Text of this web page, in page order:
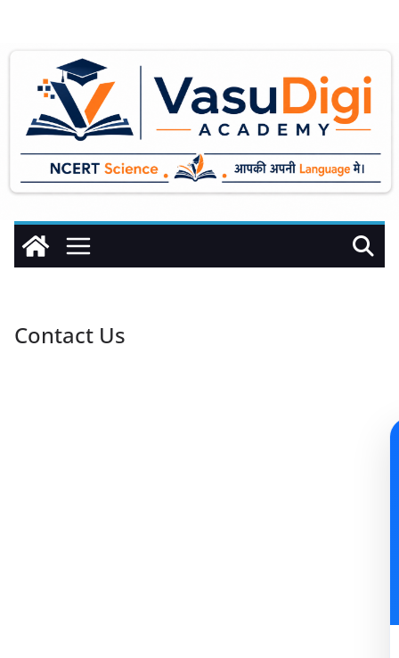
Contact Us